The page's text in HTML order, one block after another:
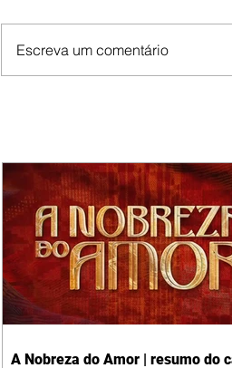
Escreva um comentário
A Nobreza do Amor | resumo do